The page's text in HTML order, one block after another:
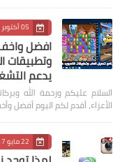
05 أكتوبر 2017
افضل
وتطبيقات
يدعم
السلام عليكم ورحمة الله
الأعزاء، أقدم لكم اليوم أفضل
22 مايو 2017